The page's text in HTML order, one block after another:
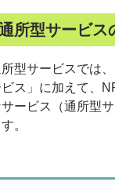
所型サービス
型サービスでは
ス」に加えて、
ービス（通所型
。